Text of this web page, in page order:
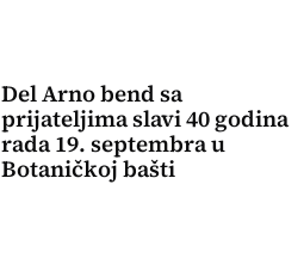
Del Arno bend sa
prijateljima slavi 40 godina
rada 19. septembra u
Botaničkoj bašti